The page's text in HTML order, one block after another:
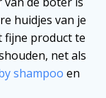
huidjes van je
fijne product te
net als
shampoo en